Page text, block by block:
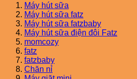
Máy hút sữa
Máy hút sữa fatz
Máy hút sữa fatzbaby
Máy hút sữa điện đôi Fatz
momcozy
fatz
fatzbaby
Chăn nỉ